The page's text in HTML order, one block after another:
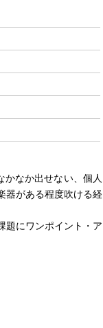
かなか出せない、個人
器がある程度吹ける経
題にワンポイント・ア